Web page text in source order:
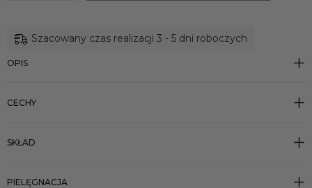
Szacowany czas realizacji 3 - 5 dni roboczych
OPIS
CECHY
SKŁAD
PIELĘGNACJA